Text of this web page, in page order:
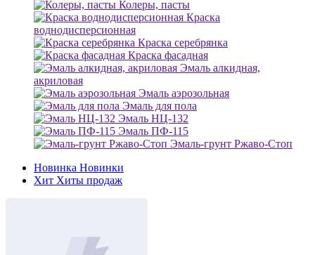
Колеры, пасты
Краска
воднодисперсионная
Краска серебрянка
Краска фасадная
Эмаль алкидная,
акриловая
Эмаль аэрозольная
Эмаль для пола
Эмаль НЦ-132
Эмаль ПФ-115
Эмаль-грунт Ржаво-Стоп
Новинка Новинки
Хит Хиты продаж